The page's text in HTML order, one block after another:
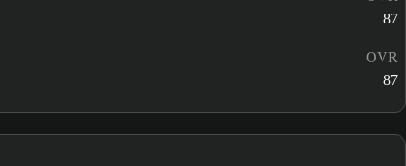
87
OVR
87